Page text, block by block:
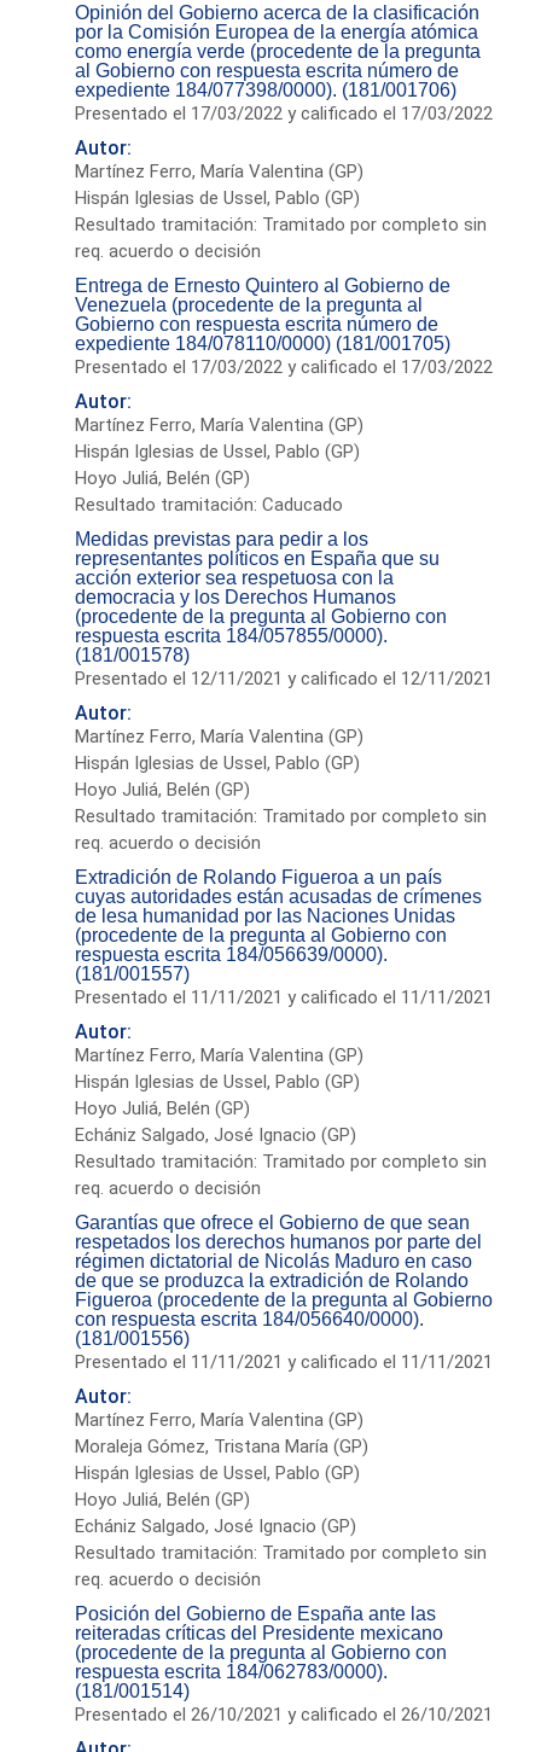
Opinión del Gobierno acerca de la clasificación
por la Comisión Europea de la energía atómica
como energía verde (procedente de la pregunta
al Gobierno con respuesta escrita número de
expediente 184/077398/0000). (181/001706)
Presentado el 17/03/2022 y calificado el 17/03/2022
Autor:
Martínez Ferro, María Valentina (GP)
Hispán Iglesias de Ussel, Pablo (GP)
Resultado tramitación: Tramitado por completo sin
req. acuerdo o decisión
Entrega de Ernesto Quintero al Gobierno de
Venezuela (procedente de la pregunta al
Gobierno con respuesta escrita número de
expediente 184/078110/0000) (181/001705)
Presentado el 17/03/2022 y calificado el 17/03/2022
Autor:
Martínez Ferro, María Valentina (GP)
Hispán Iglesias de Ussel, Pablo (GP)
Hoyo Juliá, Belén (GP)
Resultado tramitación: Caducado
Medidas previstas para pedir a los
representantes políticos en España que su
acción exterior sea respetuosa con la
democracia y los Derechos Humanos
(procedente de la pregunta al Gobierno con
respuesta escrita 184/057855/0000).
(181/001578)
Presentado el 12/11/2021 y calificado el 12/11/2021
Autor:
Martínez Ferro, María Valentina (GP)
Hispán Iglesias de Ussel, Pablo (GP)
Hoyo Juliá, Belén (GP)
Resultado tramitación: Tramitado por completo sin
req. acuerdo o decisión
Extradición de Rolando Figueroa a un país
cuyas autoridades están acusadas de crímenes
de lesa humanidad por las Naciones Unidas
(procedente de la pregunta al Gobierno con
respuesta escrita 184/056639/0000).
(181/001557)
Presentado el 11/11/2021 y calificado el 11/11/2021
Autor:
Martínez Ferro, María Valentina (GP)
Hispán Iglesias de Ussel, Pablo (GP)
Hoyo Juliá, Belén (GP)
Echániz Salgado, José Ignacio (GP)
Resultado tramitación: Tramitado por completo sin
req. acuerdo o decisión
Garantías que ofrece el Gobierno de que sean
respetados los derechos humanos por parte del
régimen dictatorial de Nicolás Maduro en caso
de que se produzca la extradición de Rolando
Figueroa (procedente de la pregunta al Gobierno
con respuesta escrita 184/056640/0000).
(181/001556)
Presentado el 11/11/2021 y calificado el 11/11/2021
Autor:
Martínez Ferro, María Valentina (GP)
Moraleja Gómez, Tristana María (GP)
Hispán Iglesias de Ussel, Pablo (GP)
Hoyo Juliá, Belén (GP)
Echániz Salgado, José Ignacio (GP)
Resultado tramitación: Tramitado por completo sin
req. acuerdo o decisión
Posición del Gobierno de España ante las
reiteradas críticas del Presidente mexicano
(procedente de la pregunta al Gobierno con
respuesta escrita 184/062783/0000).
(181/001514)
Presentado el 26/10/2021 y calificado el 26/10/2021